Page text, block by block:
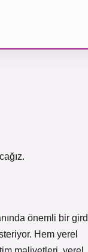
önemli bir
Hem yerel